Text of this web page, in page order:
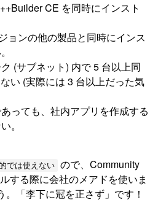
CE を同時にインスト
ョンの他の製品と同時にインス
(サブネット) 内で 5 台以上同
い (実際には 3 台以上だった気
っても、社内アプリを作成する
。
では使えない ので、Community
する際に会社のメアドを使いま
「李下に冠を正さず」です！